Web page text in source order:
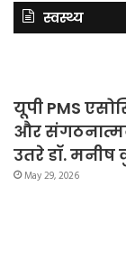
स्वस्थ्य
यूपी PMS
और
उतरे डॉ. मनीष
May 29, 2026